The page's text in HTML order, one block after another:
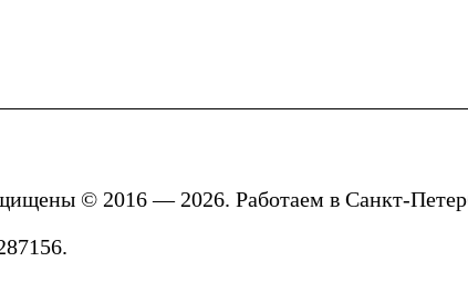
© 2016 — 2026. Работаем в Санкт-